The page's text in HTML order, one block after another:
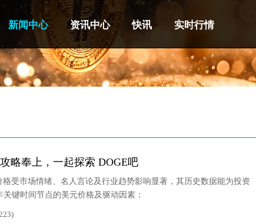
新闻中心 资讯中心 快讯 实时行情
略奉上，一起探索 DOGE吧
受市场情绪、名人言论及行业趋势影响显著，其历史数据能为投资
键时间节点的美元价格及驱动因素：